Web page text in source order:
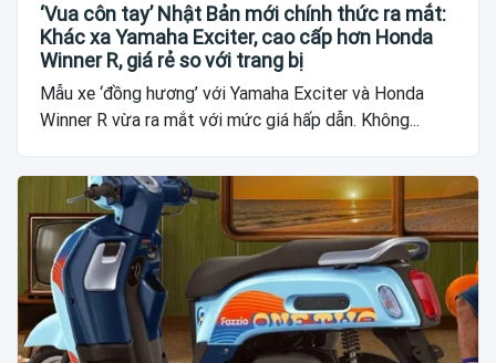
‘Vua côn tay’ Nhật Bản mới chính thức ra mắt:
Khác xa Yamaha Exciter, cao cấp hơn Honda
Winner R, giá rẻ so với trang bị
Mẫu xe ‘đồng hương’ với Yamaha Exciter và Honda
Winner R vừa ra mắt với mức giá hấp dẫn. Không...